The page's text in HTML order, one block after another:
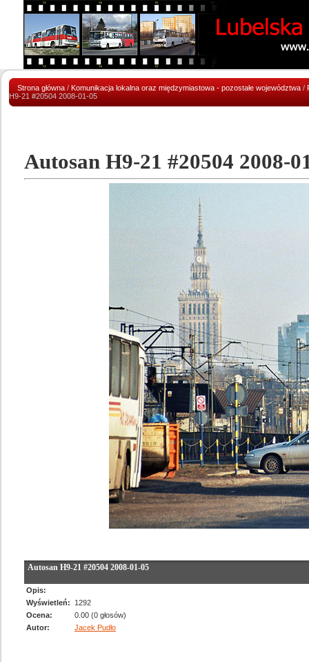
Strona główna / Komunikacja lokalna oraz międzymiastowa - pozostałe województwa /
H9-21 #20504 2008-01-05
Autosan H9-21 #20504 2008-
Autosan H9-21 #20504 2008-01-05
Opis:
Wyświetleń:
1292
Ocena:
0.00 (0 głosów)
Autor:
Jacek Pudło